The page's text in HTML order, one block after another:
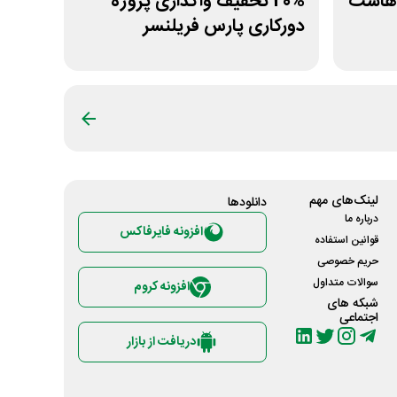
دورکاری پارس فریلنسر
لینک‌های مهم
درباره ما
قوانین استفاده
حریم خصوصی
سوالات متداول
شبکه های
اجتماعی
دانلود‌ها
افزونه فایرفاکس
افزونه کروم
دریافت از بازار